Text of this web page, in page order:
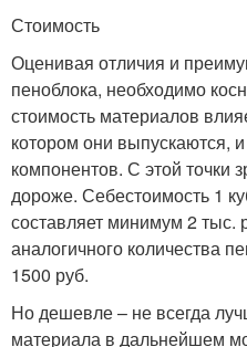
Стоимость
Оценивая отличия и
пеноблока, необходимо
стоимость материалов
котором они выпускаются,
компонентов. С этой точки
дороже. Себестоимость 1
составляет минимум 2 тыс.
аналогичного количества
1500 руб.
Но дешевле – не всегда
материала в дальнейшем